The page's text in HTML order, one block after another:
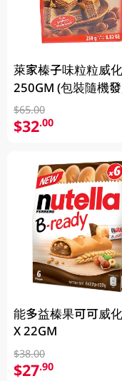
萊家榛子味粒粒威化
250GM (包裝隨機
$65.00
$32.00
能多益榛果可可威
X 22GM
$38.00
$27.90